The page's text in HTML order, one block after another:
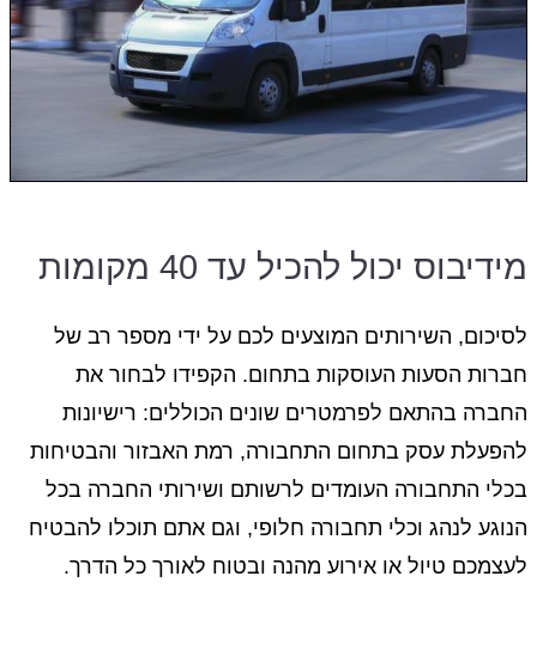
מידיבוס יכול להכיל עד 40 מקומות
לסיכום, השירותים המוצעים לכם על ידי מספר רב של
חברות הסעות העוסקות בתחום. הקפידו לבחור את
החברה בהתאם לפרמטרים שונים הכוללים: רישיונות
להפעלת עסק בתחום התחבורה, רמת האבזור והבטיחות
בכלי התחבורה העומדים לרשותם ושירותי החברה בכל
הנוגע לנהג וכלי תחבורה חלופי, וגם אתם תוכלו להבטיח
לעצמכם טיול או אירוע מהנה ובטוח לאורך כל הדרך.